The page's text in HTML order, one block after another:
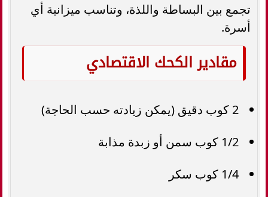
تجمع بين البساطة واللذة، وتناسب ميزانية أي
أسرة.
مقادير الكحك الاقتصادي
2 كوب دقيق (يمكن زيادته حسب الحاجة)
1/2 كوب سمن أو زبدة مذابة
1/4 كوب سكر